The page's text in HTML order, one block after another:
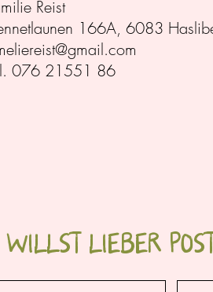
Reist
166A, 6083
076 21551 86
LIEBER